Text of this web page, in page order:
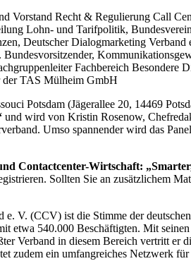
Vorstand Recht & Regulierung Call
Lohn- und Tarifpolitik,
Deutscher Dialogmarketing
Fachbereich Besondere
der TAS Mülheim GmbH
Potsdam (Jägerallee 20, 14469
und wird von Kristin Rosenow,
Umso spannender wird das
Contactcenter-Wirtschaft:
Sollten Sie an zusätzlichem
e. V. (CCV) ist die Stimme der
etwa 540.000 Beschäftigten. Mit
Verband in diesem Bereich vertritt er
zudem ein umfangreiches Netzwerk für